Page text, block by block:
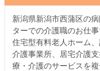
新潟県新潟市西蒲区の
ターでの介護職のお仕事
住宅型有料老人ホーム
介護事業所、居宅介護
療・介護のサービスを